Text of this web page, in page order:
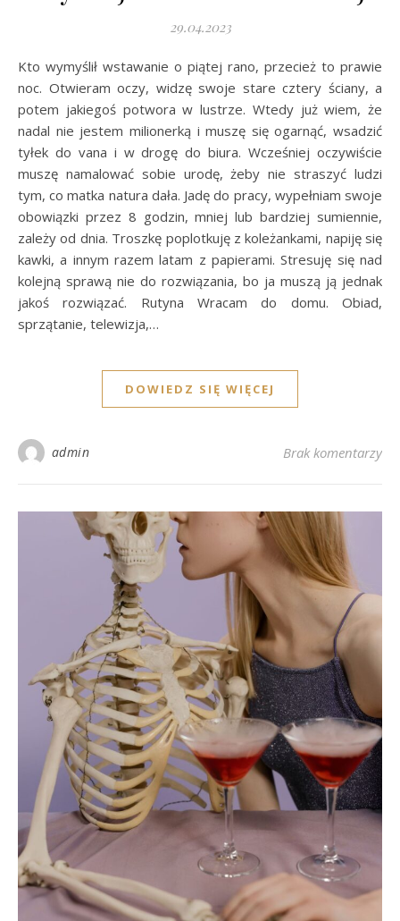
29.04.2023
Kto wymyślił wstawanie o piątej rano, przecież to prawie
noc. Otwieram oczy, widzę swoje stare cztery ściany, a
potem jakiegoś potwora w lustrze. Wtedy już wiem, że
nadal nie jestem milionerką i muszę się ogarnąć, wsadzić
tyłek do vana i w drogę do biura. Wcześniej oczywiście
muszę namalować sobie urodę, żeby nie straszyć ludzi
tym, co matka natura dała. Jadę do pracy, wypełniam swoje
obowiązki przez 8 godzin, mniej lub bardziej sumiennie,
zależy od dnia. Troszkę poplotkuję z koleżankami, napiję się
kawki, a innym razem latam z papierami. Stresuję się nad
kolejną sprawą nie do rozwiązania, bo ja muszą ją jednak
jakoś rozwiązać. Rutyna Wracam do domu. Obiad,
sprzątanie, telewizja,…
DOWIEDZ SIĘ WIĘCEJ
admin Brak komentarzy